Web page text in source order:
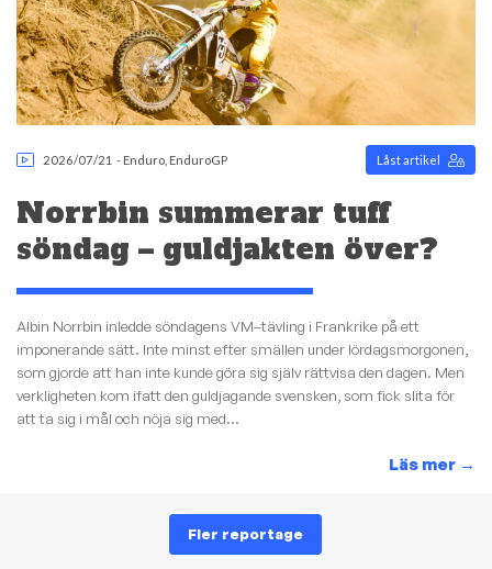
2026/07/21 - Enduro EnduroGP Låst artikel
Norrbin summerar tuff
söndag – guldjakten över?
Albin Norrbin inledde söndagens VM–tävling i Frankrike på ett
imponerande sätt. Inte minst efter smällen under lördagsmorgonen,
som gjorde att han inte kunde göra sig själv rättvisa den dagen. Men
verkligheten kom ifatt den guldjagande svensken, som fick slita för
att ta sig i mål och nöja sig med...
Läs mer →
Fler reportage